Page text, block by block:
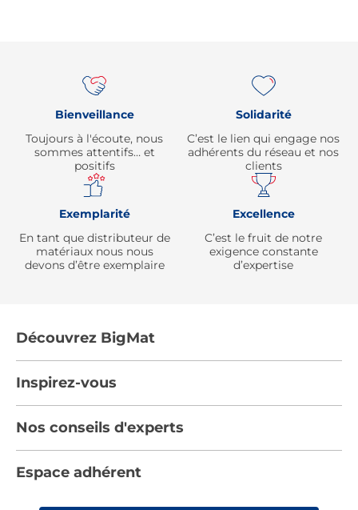
Bienveillance
Toujours à l'écoute, nous
sommes attentifs… et
positifs
Solidarité
C’est le lien qui engage nos
adhérents du réseau et nos
clients
Exemplarité
En tant que distributeur de
matériaux nous nous
devons d’être exemplaire
Excellence
C’est le fruit de notre
exigence constante
d’expertise
Découvrez BigMat
Devenez adhérent
Inspirez-vous
Nos catalogues
Rencontres
Nos conseils d'experts
Espace adhérent